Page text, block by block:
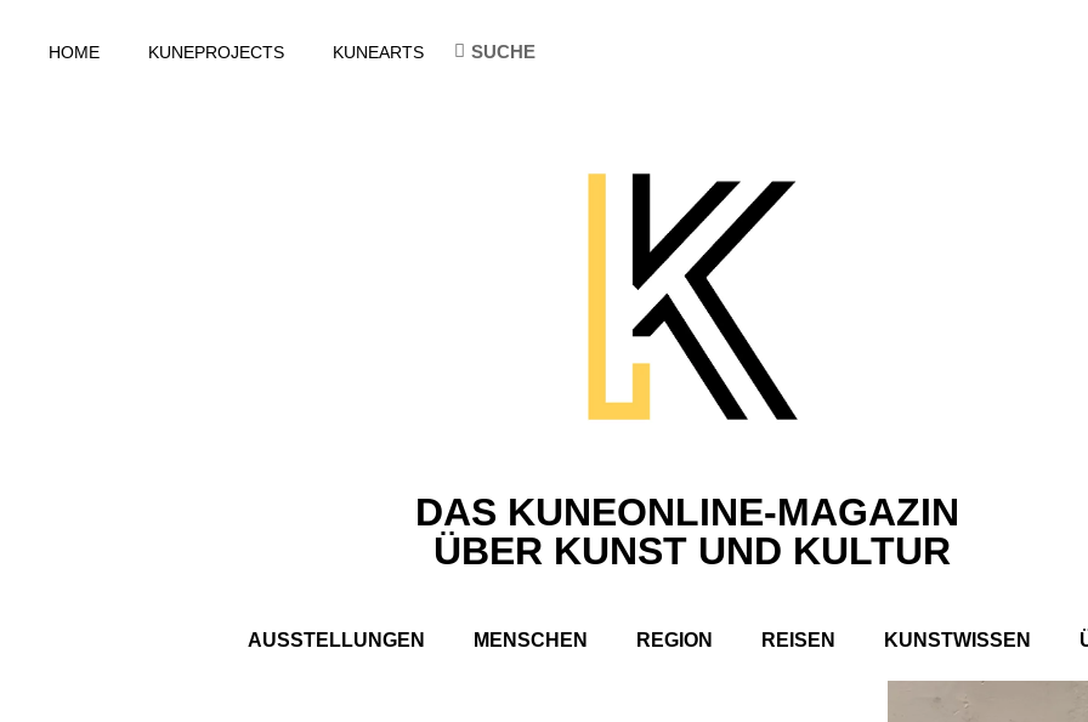
HOME KUNEPROJECTS KUNEARTS
DAS KUNEONLINE-MAGAZIN
ÜBER KUNST UND KULTUR
AUSSTELLUNGEN MENSCHEN REGION REISEN KUNSTWISSEN